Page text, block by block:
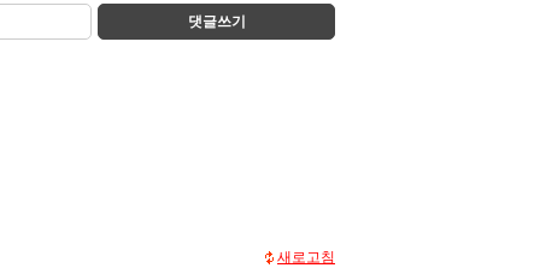
댓글쓰기
새로고침